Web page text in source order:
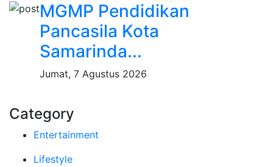
MGMP Pendidikan
Pancasila Kota
Samarinda...
Jumat, 7 Agustus 2026
Category
Entertainment
Lifestyle